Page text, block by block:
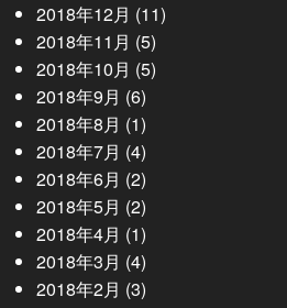
2018年12月 (11)
2018年11月 (5)
2018年10月 (5)
2018年9月 (6)
2018年8月 (1)
2018年7月 (4)
2018年6月 (2)
2018年5月 (2)
2018年4月 (1)
2018年3月 (4)
2018年2月 (3)